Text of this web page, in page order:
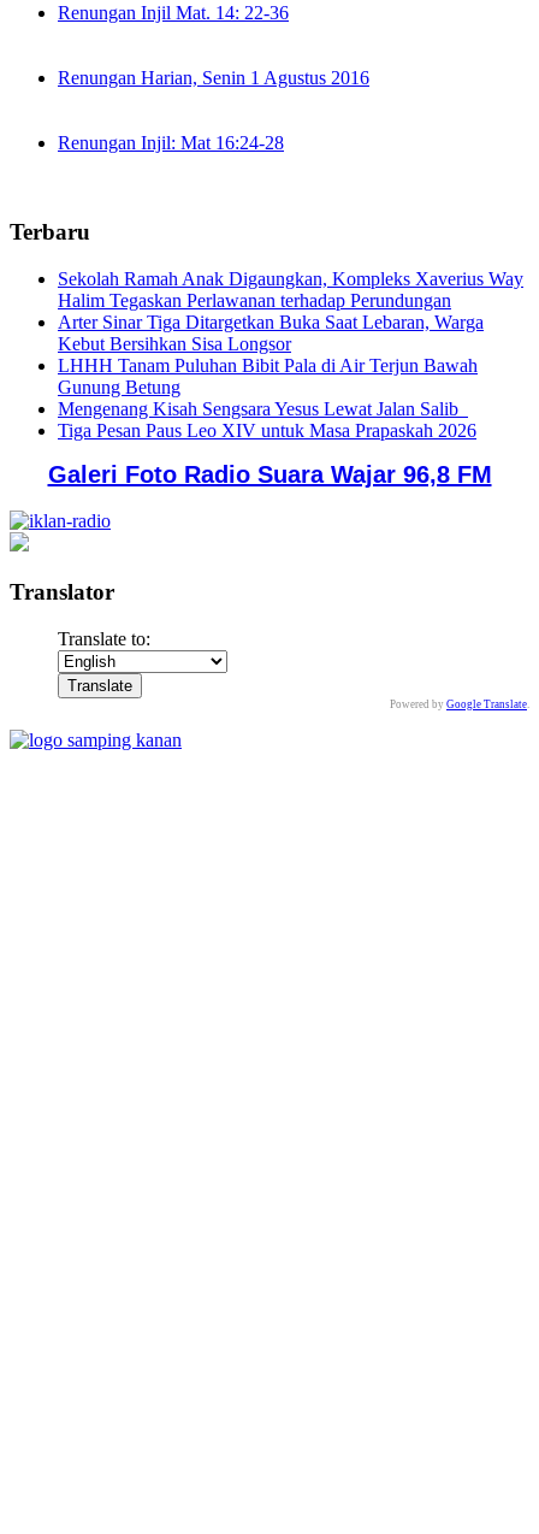
Renungan Injil Mat. 14: 22-36
Renungan Harian, Senin 1 Agustus 2016
Renungan Injil: Mat 16:24-28
Terbaru
Sekolah Ramah Anak Digaungkan, Kompleks Xaverius Way
Halim Tegaskan Perlawanan terhadap Perundungan
Arter Sinar Tiga Ditargetkan Buka Saat Lebaran, Warga
Kebut Bersihkan Sisa Longsor
LHHH Tanam Puluhan Bibit Pala di Air Terjun Bawah
Gunung Betung
Mengenang Kisah Sengsara Yesus Lewat Jalan Salib
Tiga Pesan Paus Leo XIV untuk Masa Prapaskah 2026
Galeri Foto Radio Suara Wajar 96,8 FM
Translator
Translate to:
Powered by Google Translate